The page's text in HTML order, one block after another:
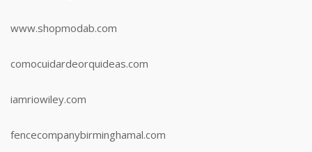
www.shopmodab.com
comocuidardeorquideas.com
iamriowiley.com
fencecompanybirminghamal.com